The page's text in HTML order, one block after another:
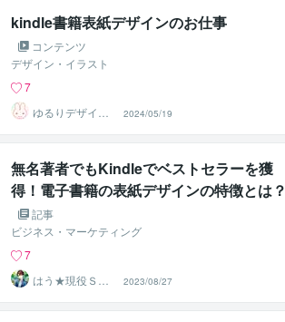
kindle書籍表紙デザインのお仕事
コンテンツ
デザイン・イラスト
7
ゆるりデザイン
＠夏季休暇中
2024/05/19
無名著者でもKindleでベストセラーを獲
得！電子書籍の表紙デザインの特徴とは？
記事
ビジネス・マーケティング
7
はう★現役Ｓ
Ｅ・電子書籍の
表紙デザイナー
2023/08/27